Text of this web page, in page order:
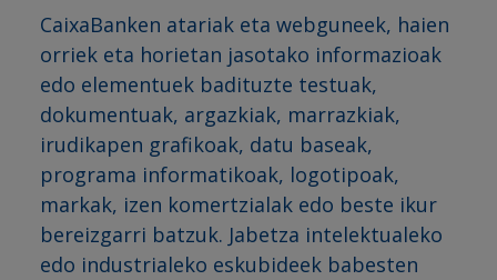
CaixaBanken atariak eta webguneek, haien
orriek eta horietan jasotako informazioak
edo elementuek badituzte testuak,
dokumentuak, argazkiak, marrazkiak,
irudikapen grafikoak, datu baseak,
programa informatikoak, logotipoak,
markak, izen komertzialak edo beste ikur
bereizgarri batzuk. Jabetza intelektualeko
edo industrialeko eskubideek babesten